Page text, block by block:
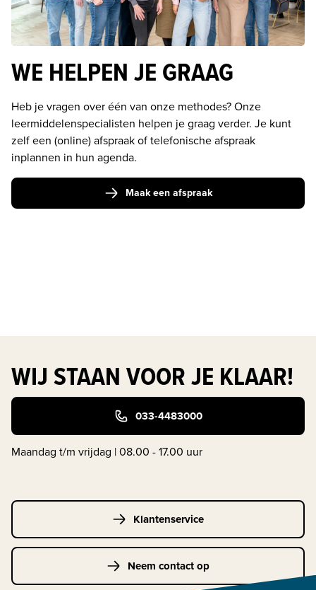
WE HELPEN JE GRAAG
Heb je vragen over één van onze methodes? Onze
leermiddelenspecialisten helpen je graag verder. Je kunt
zelf een (online) afspraak of telefonische afspraak
inplannen in hun agenda.
Maak een afspraak
WIJ STAAN VOOR JE KLAAR!
033-4483000
Maandag t/m vrijdag | 08.00 - 17.00 uur
Klantenservice
Neem contact op